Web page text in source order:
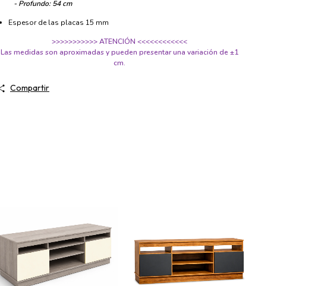
- Profundo: 54 cm
Espesor de las placas 15 mm
>>>>>>>>>>> ATENCIÓN <<<<<<<<<<<<
Las medidas son aproximadas y pueden presentar una variación de ±1
cm.
Compartir